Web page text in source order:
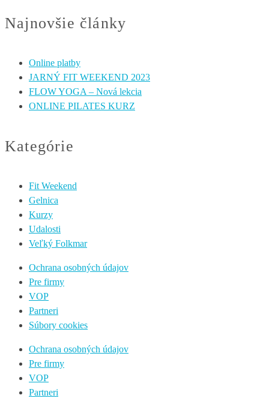
Najnovšie články
Online platby
JARNÝ FIT WEEKEND 2023
FLOW YOGA – Nová lekcia
ONLINE PILATES KURZ
Kategórie
Fit Weekend
Gelnica
Kurzy
Udalosti
Veľký Folkmar
Ochrana osobných údajov
Pre firmy
VOP
Partneri
Súbory cookies
Ochrana osobných údajov
Pre firmy
VOP
Partneri